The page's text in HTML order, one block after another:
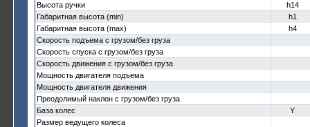
Высота ручки
h14
Габаритная высота (min)
h1
Габаритная высота (max)
h4
Скорость подъема с грузом/без груза
Скорость спуска с грузом/без груза
Скорость движения с грузом/без груза
Мощность двигателя подъема
Мощность двигателя движения
Преодолимый наклон с грузом/без груза
База колес
Y
Размер ведущего колеса